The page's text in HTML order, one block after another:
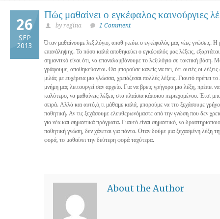
26
SEP
2013
Πώς μαθαίνει ο εγκέφαλος καινούργιες
by regina 1 Comment
Όταν μαθαίνουμε λεξιλόγιο, αποθηκεύει ο εγκέφαλός μας νέες γνώσεις.
επανάληψης. Το πόσο καλά αποθηκεύει ο εγκέφαλός μας λέξεις,
σημαντικό είναι ότι, να επαναλαμβάνουμε το λεξιλόγιο σε τακτική βάση.
γράφουμε, αποθηκεύονται. Θα μπορούσε κανείς να πει, ότι αυτές οι λέξεις
μιλάς με ευχέρεια μια γλώσσα, χρειάζεσαι πολλές λέξεις. Γιαυτό πρέπει
μνήμη μας λειτουργεί σαν αρχείο. Για να βρεις γρήγορα μια λέξη, πρέπει
καλύτερο, να μαθαίνεις λέξεις στα πλαίσια κάποιου περιεχομένου. Έτσι
σειρά. Αλλά και αυτό,ό,τι μάθαμε καλά, μπορούμε να ττο ξεχάσουμε
παθητική. Αν τις ξεχάσουμε ελευθερωνόμαστε από την γνώση που δεν
για νέα και σημαντικά πράγματα. Γιαυτό είναι σημαντικό, να
παθητική γνώση, δεν χάνεται για πάντα. Οταν δούμε μια ξεχασμένη λέξη
φορά, το μαθαίνει την δεύτερη φορά ταχύτερα.
About the Author